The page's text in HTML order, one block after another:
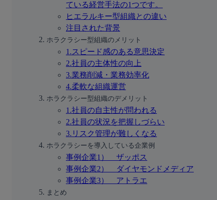
ている経営手法の1つです。
ヒエラルキー型組織との違い
注目された背景
ホラクラシー型組織のメリット
1.スピード感のある意思決定
2.社員の主体性の向上
3.業務削減・業務効率化
4.柔軟な組織運営
ホラクラシー型組織のデメリット
1.社員の自主性が問われる
2.社員の状況を把握しづらい
3.リスク管理が難しくなる
ホラクラシーを導入している企業例
事例企業1）　ザッポス
事例企業2）　ダイヤモンドメディア
事例企業3）　アトラエ
まとめ